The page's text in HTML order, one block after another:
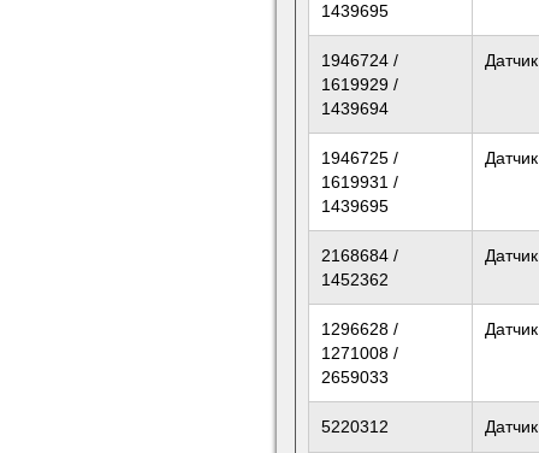
1439695
1946724 /
1619929 /
1439694
1946725 /
1619931 /
1439695
2168684 /
1452362
1296628 /
1271008 /
2659033
5220312